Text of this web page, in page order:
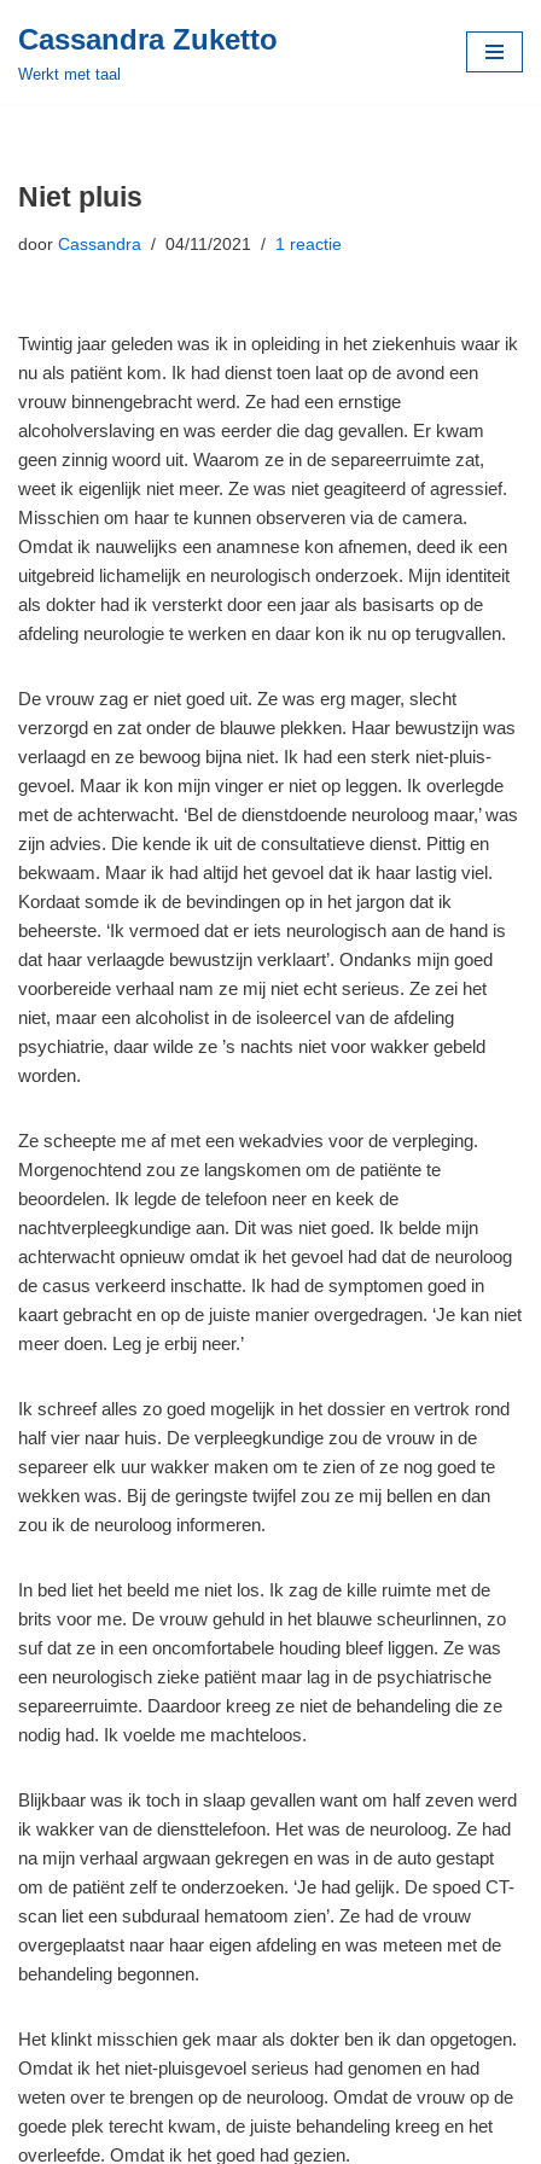
Meteen
Cassandra Zuketto
Werkt met taal
Niet pluis
door Cassandra 04/11/2021 1 reactie
Twintig jaar geleden was ik in opleiding in het ziekenhuis waar ik
nu als patiënt kom. Ik had dienst toen laat op de avond een
vrouw binnengebracht werd. Ze had een ernstige
alcoholverslaving en was eerder die dag gevallen. Er kwam
geen zinnig woord uit. Waarom ze in de separeerruimte zat,
weet ik eigenlijk niet meer. Ze was niet geagiteerd of agressief.
Misschien om haar te kunnen observeren via de camera.
Omdat ik nauwelijks een anamnese kon afnemen, deed ik een
uitgebreid lichamelijk en neurologisch onderzoek. Mijn identiteit
als dokter had ik versterkt door een jaar als basisarts op de
afdeling neurologie te werken en daar kon ik nu op terugvallen.
De vrouw zag er niet goed uit. Ze was erg mager, slecht
verzorgd en zat onder de blauwe plekken. Haar bewustzijn was
verlaagd en ze bewoog bijna niet. Ik had een sterk niet-pluis-
gevoel. Maar ik kon mijn vinger er niet op leggen. Ik overlegde
met de achterwacht. ‘Bel de dienstdoende neuroloog maar,’ was
zijn advies. Die kende ik uit de consultatieve dienst. Pittig en
bekwaam. Maar ik had altijd het gevoel dat ik haar lastig viel.
Kordaat somde ik de bevindingen op in het jargon dat ik
beheerste. ‘Ik vermoed dat er iets neurologisch aan de hand is
dat haar verlaagde bewustzijn verklaart’. Ondanks mijn goed
voorbereide verhaal nam ze mij niet echt serieus. Ze zei het
niet, maar een alcoholist in de isoleercel van de afdeling
psychiatrie, daar wilde ze ’s nachts niet voor wakker gebeld
worden.
Ze scheepte me af met een wekadvies voor de verpleging.
Morgenochtend zou ze langskomen om de patiënte te
beoordelen. Ik legde de telefoon neer en keek de
nachtverpleegkundige aan. Dit was niet goed. Ik belde mijn
achterwacht opnieuw omdat ik het gevoel had dat de neuroloog
de casus verkeerd inschatte. Ik had de symptomen goed in
kaart gebracht en op de juiste manier overgedragen. ‘Je kan niet
meer doen. Leg je erbij neer.’
Ik schreef alles zo goed mogelijk in het dossier en vertrok rond
half vier naar huis. De verpleegkundige zou de vrouw in de
separeer elk uur wakker maken om te zien of ze nog goed te
wekken was. Bij de geringste twijfel zou ze mij bellen en dan
zou ik de neuroloog informeren.
In bed liet het beeld me niet los. Ik zag de kille ruimte met de
brits voor me. De vrouw gehuld in het blauwe scheurlinnen, zo
suf dat ze in een oncomfortabele houding bleef liggen. Ze was
een neurologisch zieke patiënt maar lag in de psychiatrische
separeerruimte. Daardoor kreeg ze niet de behandeling die ze
nodig had. Ik voelde me machteloos.
Blijkbaar was ik toch in slaap gevallen want om half zeven werd
ik wakker van de diensttelefoon. Het was de neuroloog. Ze had
na mijn verhaal argwaan gekregen en was in de auto gestapt
om de patiënt zelf te onderzoeken. ‘Je had gelijk. De spoed CT-
scan liet een subduraal hematoom zien’. Ze had de vrouw
overgeplaatst naar haar eigen afdeling en was meteen met de
behandeling begonnen.
Het klinkt misschien gek maar als dokter ben ik dan opgetogen.
Omdat ik het niet-pluisgevoel serieus had genomen en had
weten over te brengen op de neuroloog. Omdat de vrouw op de
goede plek terecht kwam, de juiste behandeling kreeg en het
overleefde. Omdat ik het goed had gezien.